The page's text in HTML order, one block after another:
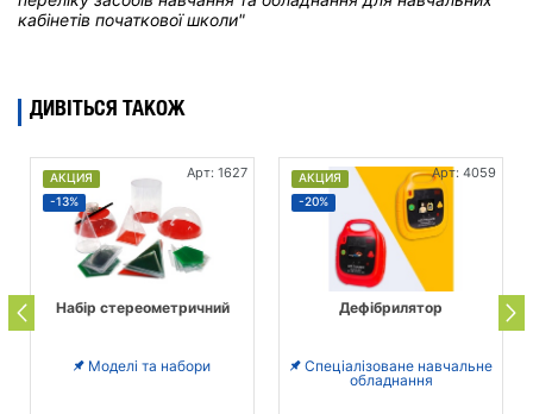
кабінетів початкової школи"
ДИВІТЬСЯ ТАКОЖ
АКЦИЯ
-13%
Арт: 1627
Набір стереометричний
Моделі та набори
АКЦИЯ
-20%
Арт: 4059
Дефібрилятор
Спеціалізоване навчальне
обладнання